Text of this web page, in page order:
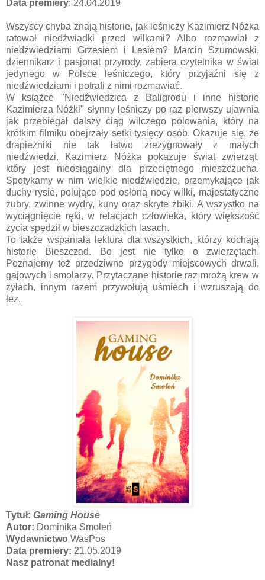
Data premiery: 24.04.2019
Wszyscy chyba znają historie, jak leśniczy Kazimierz Nóżka
ratował niedźwiadki przed wilkami? Albo rozmawiał z
niedźwiedziami Grzesiem i Lesiem? Marcin Szumowski,
dziennikarz i pasjonat przyrody, zabiera czytelnika w świat
jedynego w Polsce leśniczego, który przyjaźni się z
niedźwiedziami i potrafi z nimi rozmawiać.
W książce "Niedźwiedzica z Baligrodu i inne historie
Kazimierza Nóżki" słynny leśniczy po raz pierwszy ujawnia
jak przebiegał dalszy ciąg wilczego polowania, który na
krótkim filmiku obejrzały setki tysięcy osób. Okazuje się, że
drapieżniki nie tak łatwo zrezygnowały z małych
niedźwiedzi. Kazimierz Nóżka pokazuje świat zwierząt,
który jest nieosiągalny dla przeciętnego mieszczucha.
Spotykamy w nim wielkie niedźwiedzie, przemykające jak
duchy rysie, polujące pod osłoną nocy wilki, majestatyczne
żubry, zwinne wydry, kuny oraz skryte żbiki. A wszystko na
wyciągnięcie ręki, w relacjach człowieka, który większość
życia spędził w bieszczadzkich lasach.
To także wspaniała lektura dla wszystkich, którzy kochają
historię Bieszczad. Bo jest nie tylko o zwierzętach.
Poznajemy też przedziwne przygody miejscowych drwali,
gajowych i smolarzy. Przytaczane historie raz mrożą krew w
żyłach, innym razem przywołują uśmiech i wzruszają do
łez.
Tytuł: Gaming House
Autor: Dominika Smoleń
Wydawnictwo WasPos
Data premiery: 21.05.2019
Nasz patronat medialny!